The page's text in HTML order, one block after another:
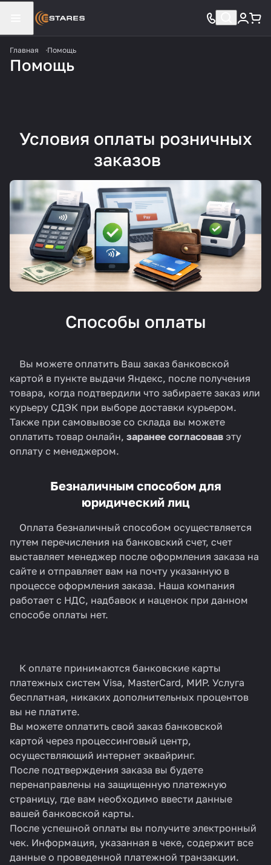
Главная Помощь
Помощь
Условия оплаты розничных
заказов
Способы оплаты
Вы можете оплатить Ваш заказ банковской
картой в пункте выдачи Яндекс, после получения
товара, когда подтвердили что забираете заказ или
курьеру СДЭК при выборе доставки курьером.
Также при самовывозе со склада вы можете
оплатить товар онлайн, заранее согласовав эту
оплату с менеджером.
Безналичным способом для
юридический лиц
Оплата безналичный способом осуществляется
путем перечисления на банковский счет, счет
выставляет менеджер после оформления заказа на
сайте и отправляет вам на почту указанную в
процессе оформления заказа. Наша компания
работает с НДС, надбавок и наценок при данном
способе оплаты нет.
К оплате принимаются банковские карты
платежных систем Visa, MasterCard, МИР. Услуга
бесплатная, никаких дополнительных процентов
вы не платите.
Вы можете оплатить свой заказ банковской
картой через процессинговый центр,
осуществляющий интернет эквайринг.
После подтверждения заказа вы будете
перенаправлены на защищенную платежную
страницу, где вам необходимо ввести данные
вашей банковской карты.
После успешной оплаты вы получите электронный
чек. Информация, указанная в чеке, содержит все
данные о проведенной платежной транзакции.